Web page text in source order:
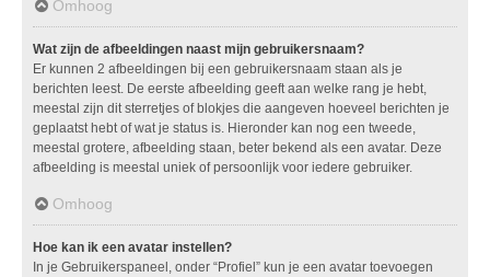
Omhoog
Wat zijn de afbeeldingen naast mijn gebruikersnaam?
Er kunnen 2 afbeeldingen bij een gebruikersnaam staan als je
berichten leest. De eerste afbeelding geeft aan welke rang je hebt,
meestal zijn dit sterretjes of blokjes die aangeven hoeveel berichten je
geplaatst hebt of wat je status is. Hieronder kan nog een tweede,
meestal grotere, afbeelding staan, beter bekend als een avatar. Deze
afbeelding is meestal uniek of persoonlijk voor iedere gebruiker.
Omhoog
Hoe kan ik een avatar instellen?
In je Gebruikerspaneel, onder “Profiel” kun je een avatar toevoegen